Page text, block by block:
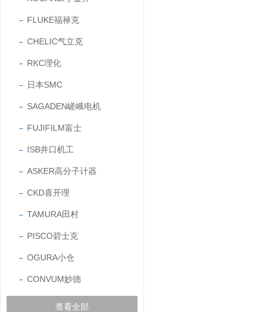
FLUKE福禄克
CHELIC气立克
RKC理化
日本SMC
SAGADEN嵯峨电机
FUJIFILM富士
ISB井口机工
ASKER高分子计器
CKD喜开理
TAMURA田村
PISCO碧士克
OGURA小仓
CONVUM妙德
查看全部